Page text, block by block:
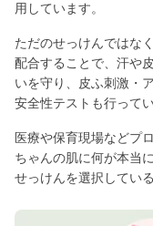
用しています。
ただのせっけんではな
配合することで、汗や
いを守り、皮ふ刺激・
安全性テストも行って
医療や保育現場などプ
ちゃんの肌に何が本当
せっけんを選択してい